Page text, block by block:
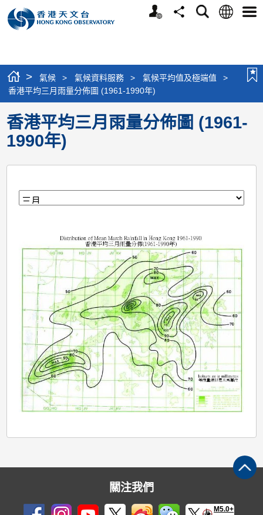
個
分
搜
語
選
> 氣候 > 氣候資料服務 > 氣候平均值及極端值
>
香港平均三月雨量分佈圖 (1961-1990年)
香港平均三月雨量分佈圖 (1961-
1990年)
月
關注我們
M5.0+